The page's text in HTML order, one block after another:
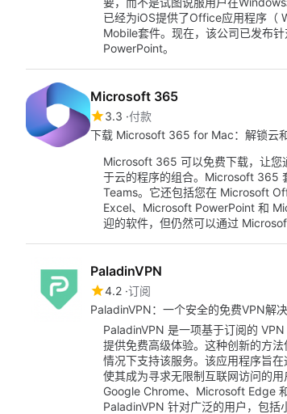
已经为iOS提供了Office应用程序（
Mobile套件。现在，该公司已发布
PowerPoint。
Microsoft 365
3.3 付款
下载 Microsoft 365 for Mac：解锁云
Microsoft 365 可以免费下载，让您
于云的程序的组合。Microsoft 365
Teams。它还包括您在 Microsoft
Excel、Microsoft PowerPoint 和
迎的软件，但仍然可以通过
PaladinVPN
4.2 订阅
PaladinVPN：一个安全的免费VPN解
PaladinVPN 是一项基于订阅的
提供免费高级体验。这种创新的方
情况下支持该服务。该应用程序旨
使其成为寻求无限制互联网访问的
Google Chrome、Microsoft Edge
PaladinVPN 针对广泛的用户，包括